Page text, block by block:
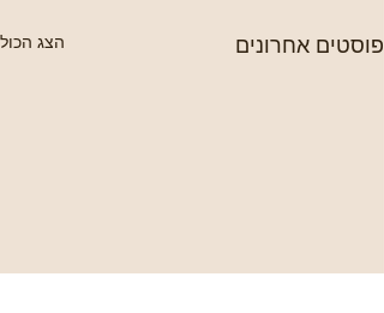
פוסטים אחרונים הצג הכול